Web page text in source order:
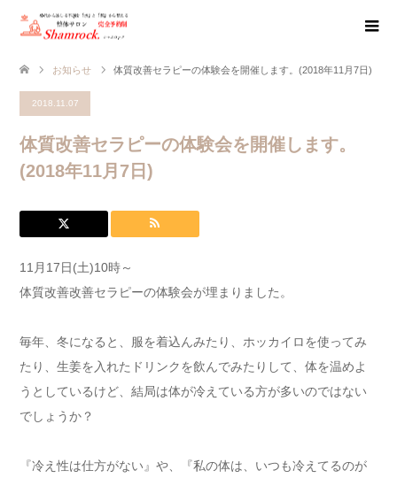
お知らせ 体質改善セラピーの体験会を開催します。(2018年11月7日)
2018.11.07
体質改善セラピーの体験会を開催します。
(2018年11月7日)
11月17日(土)10時～
体質改善改善セラピーの体験会が埋まりました。
毎年、冬になると、服を着込んみたり、ホッカイロを使ってみ
たり、生姜を入れたドリンクを飲んでみたりして、体を温めよ
うとしているけど、結局は体が冷えている方が多いのではない
でしょうか？
『冷え性は仕方がない』や、『私の体は、いつも冷えてるのが